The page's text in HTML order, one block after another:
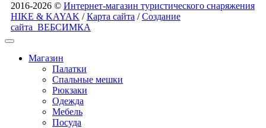
2016-2026 © Интернет-магазин туристического снаряжения
HIKE & KAYAK /Карта сайта /Создание
сайта ВЕБСИМКА
Магазин
Палатки
Спальные мешки
Рюкзаки
Одежда
Мебель
Посуда